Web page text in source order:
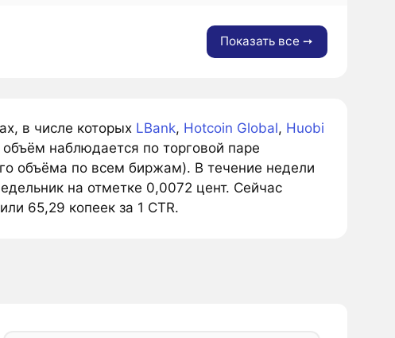
Показать все ➙
в числе которых LBank, Hotcoin Global, Huobi
наблюдается по торговой паре
объёма по всем биржам). В течение недели
на отметке 0,0072 цент. Сейчас
65,29 копеек за 1 CTR.